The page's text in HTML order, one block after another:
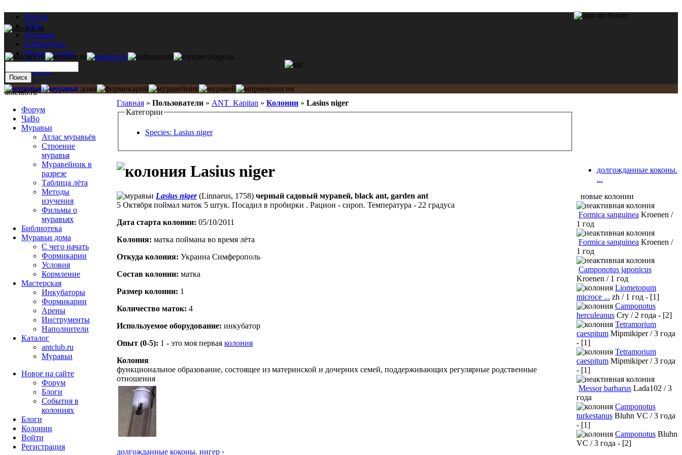
Форум
ЧаВо
Муравьи
Библиотека
Муравьи дома
Мастерская
Каталог
Главная » Пользователи » ANT_Kapitan » Колонии » Lasius niger
Категории
Species: Lasius niger
Lasius niger
Lasius niger(Linnaeus, 1758) черный садовый муравей, black ant, garden ant
5 Октября поймал маток 5 штук. Посадил в пробирки . Рацион - сироп. Температура - 22 градуса
Дата старта кoлонии: 05/10/2011
Кoлония: матка поймана во время лёта
Откуда кoлония: Украина Симферополь
Состав кoлонии: матка
Размер кoлонии: 1
Количество маток: 4
Используемое оборудование: инкубатор
Опыт (0-5): 1 - это моя первая колония
Колония
функциональное образование, состоящее из материнской и дочерних семей, поддерживающих регулярные родственные
отношения
долгожданные коконы. нигер ›
antclub.ru
Форум
ЧаВо
Муравьи
Атлас муравьёв
Строение
муравья
Муравейник в
разрезе
Таблица лёта
Методы
изучения
Фильмы о
муравьях
Библиотека
Муравьи дома
С чего начать
Формикарии
Условия
Кормление
Мастерская
Инкубаторы
Формикарии
Арены
Инструменты
Наполнители
Каталог
antclub.ru
Муравьи
Новое на сайте
Форум
Блоги
События в
колониях
Блоги
Колонии
Войти
Peгиcтpaция
долгожданные коконы.
...
новые колонии
Formica sanguinea Kroenen /
1 год
Formica sanguinea Kroenen /
1 год
Camponotus japonicus
Kroenen / 1 год
Liometopum
microce ... zh / 1 год - [1]
Camponotus
herculeanus Cry / 2 года - [2]
Tetramorium
caespitum Mipmikiper / 3 года
- [1]
Tetramorium
caespitum Mipmikiper / 3 года
- [1]
Messor barbarus Lada102 / 3
года
Camponotus
turkestanus Bluhn VC / 3 года
- [1]
Camponotus Bluhn
VC / 3 года - [2]